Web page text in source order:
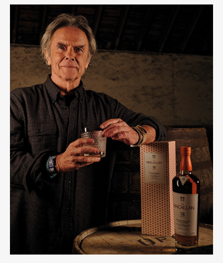
Art&Design WatchFashion
GourmetCars
ProductCulture Lifestyle
Pen Membership
Magazine
Official Columnist
About
Contact